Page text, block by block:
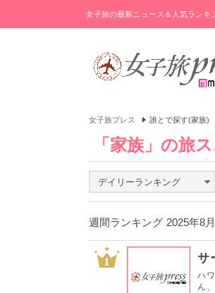
女子旅の最新ニュース＆人気ランキ
女子旅プレス 誰とで探す(家族)
「家族」の旅
デイリーランキング
週間ランキング 2025年8
1 サ
ハ
ん